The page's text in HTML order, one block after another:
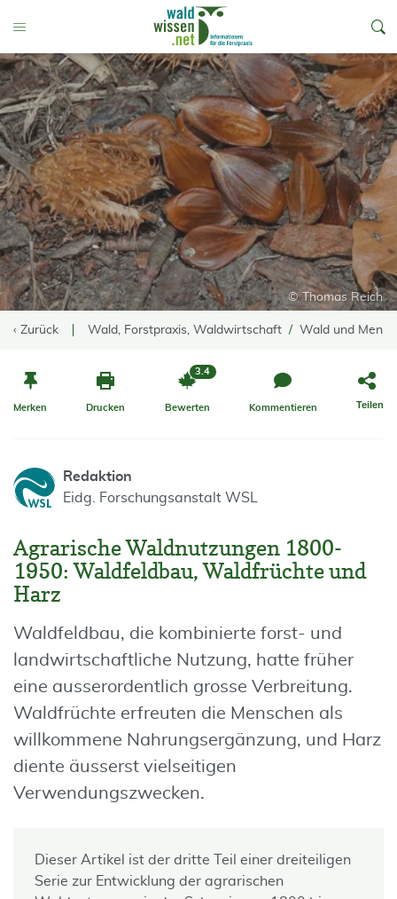
Toggle Menu
© Thomas Reich
‹ Zurück Wald, Forstpraxis, Waldwirtschaft Wald und
Merken Drucken Bewerten
3.4
Kommentieren Teilen
Redaktion
Eidg. Forschungsanstalt WSL
Agrarische Waldnutzungen 1800-
1950: Waldfeldbau, Waldfrüchte und
Harz
Waldfeldbau, die kombinierte forst- und
landwirtschaftliche Nutzung, hatte früher
eine ausserordentlich grosse Verbreitung.
Waldfrüchte erfreuten die Menschen als
willkommene Nahrungsergänzung, und Harz
diente äusserst vielseitigen
Verwendungszwecken.
Dieser Artikel ist der dritte Teil einer dreiteiligen
Serie zur Entwicklung der agrarischen